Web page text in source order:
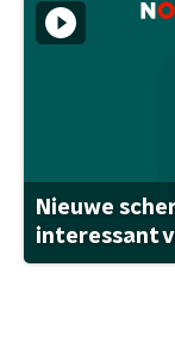
Nieuwe
interessant